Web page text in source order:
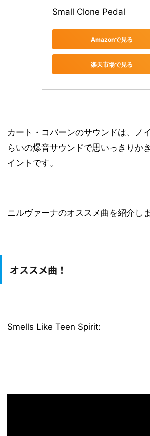
Small Clone Pedal
Amazonで見る
楽天市場で見る
カート・コバーンのサウンドは、ノ
らいの爆音サウンドで思いっきりか
イントです。
ニルヴァーナのオススメ曲を紹介しま
オススメ曲！
Smells Like Teen Spirit: